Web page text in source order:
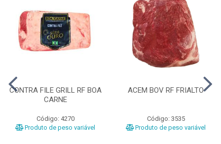
CONTRA FILE GRILL RF BOA
CARNE
Código: 4270
Produto de peso variável
ACEM BOV RF FRIALTO
Código: 3535
Produto de peso variável